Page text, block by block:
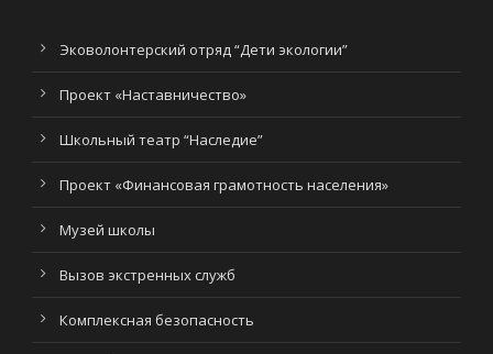
Эковолонтерский отряд “Дети экологии”
Проект «Наставничество»
Школьный театр “Наследие”
Проект «Финансовая грамотность населения»
Музей школы
Вызов экстренных служб
Комплексная безопасность